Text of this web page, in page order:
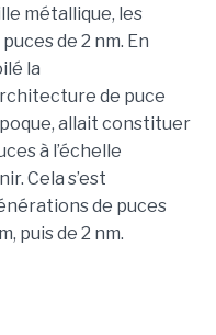
métallique, les
de 2 nm. En
la
de puce
allait constituer
à l’échelle
Cela s’est
de puces
puis de 2 nm.